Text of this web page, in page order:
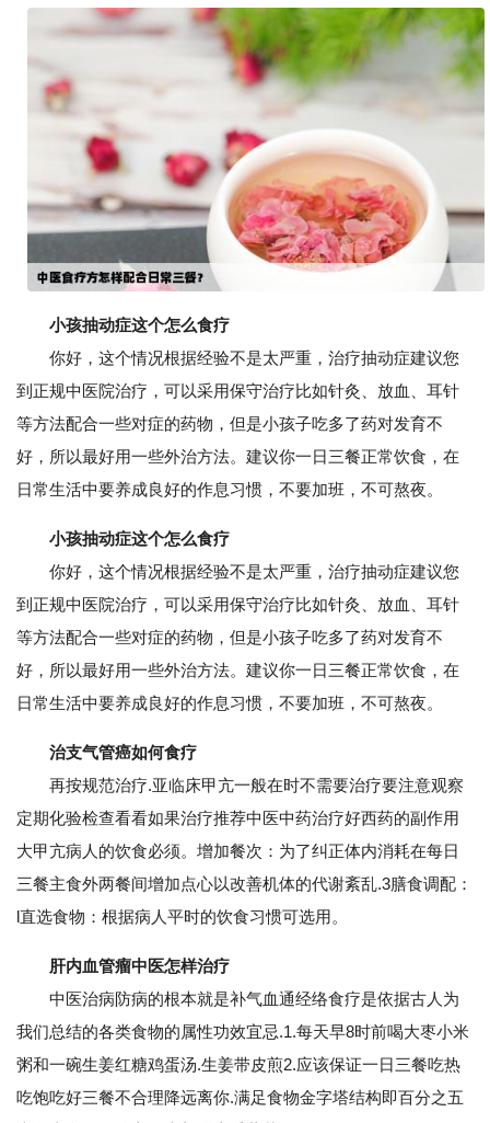
小孩抽动症这个怎么食疗
你好，这个情况根据经验不是太严重，治疗抽动症建议您
到正规中医院治疗，可以采用保守治疗比如针灸、放血、耳针
等方法配合一些对症的药物，但是小孩子吃多了药对发育不
好，所以最好用一些外治方法。建议你一日三餐正常饮食，在
日常生活中要养成良好的作息习惯，不要加班，不可熬夜。
小孩抽动症这个怎么食疗
你好，这个情况根据经验不是太严重，治疗抽动症建议您
到正规中医院治疗，可以采用保守治疗比如针灸、放血、耳针
等方法配合一些对症的药物，但是小孩子吃多了药对发育不
好，所以最好用一些外治方法。建议你一日三餐正常饮食，在
日常生活中要养成良好的作息习惯，不要加班，不可熬夜。
治支气管癌如何食疗
再按规范治疗.亚临床甲亢一般在时不需要治疗要注意观察
定期化验检查看看如果治疗推荐中医中药治疗好西药的副作用
大甲亢病人的饮食必须。增加餐次：为了纠正体内消耗在每日
三餐主食外两餐间增加点心以改善机体的代谢紊乱.3膳食调配：
l直选食物：根据病人平时的饮食习惯可选用。
肝内血管瘤中医怎样治疗
中医治病防病的根本就是补气血通经络食疗是依据古人为
我们总结的各类食物的属性功效宜忌.1.每天早8时前喝大枣小米
粥和一碗生姜红糖鸡蛋汤.生姜带皮煎2.应该保证一日三餐吃热
吃饱吃好三餐不合理降远离你.满足食物金字塔结构即百分之五